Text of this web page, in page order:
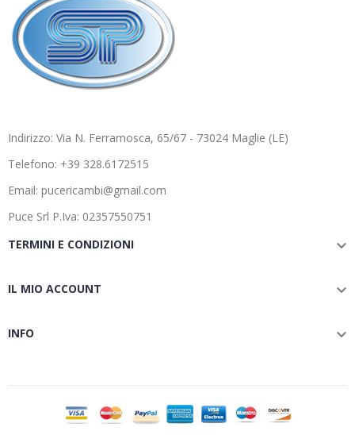
Indirizzo: Via N. Ferramosca, 65/67 - 73024 Maglie (LE)
Telefono: +39 328.6172515
Email: pucericambi@gmail.com
Puce Srl P.Iva: 02357550751
TERMINI E CONDIZIONI

IL MIO ACCOUNT 
INFO 